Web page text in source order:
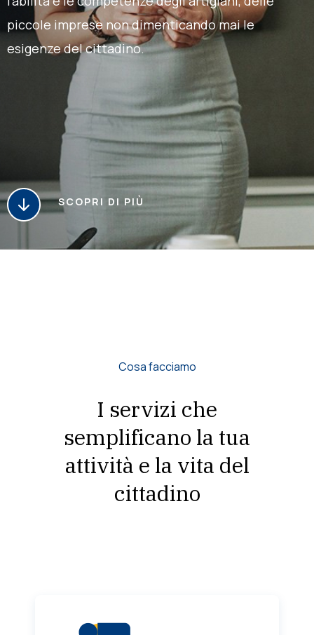
piccole imprese non dimenticando mai le
esigenze del cittadino.
SCOPRI DI PIÙ
Cosa facciamo
I servizi che
semplificano la tua
attività e la vita del
cittadino